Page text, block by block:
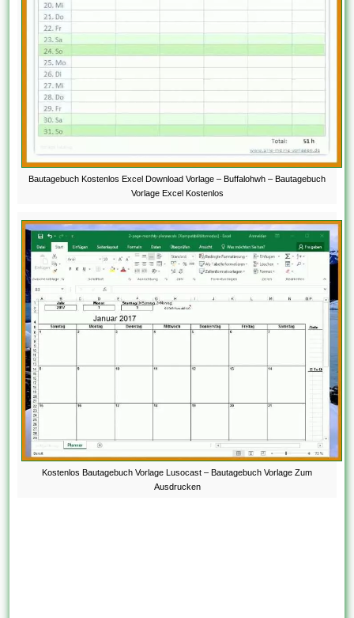
Bautagebuch Kostenlos Excel Download Vorlage – Buffalohwh – Bautagebuch
Vorlage Excel Kostenlos
Kostenlos Bautagebuch Vorlage Lusocast – Bautagebuch Vorlage Zum
Ausdrucken